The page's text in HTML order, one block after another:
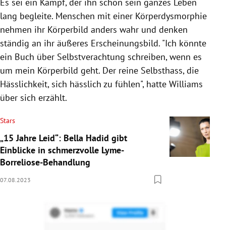
lang begleite. Menschen mit einer Körperdysmorphie
nehmen ihr Körperbild anders wahr und denken
ständig an ihr äußeres Erscheinungsbild. "Ich könnte
ein Buch über Selbstverachtung schreiben, wenn es
um mein Körperbild geht. Der reine Selbsthass, die
Hässlichkeit, sich hässlich zu fühlen", hatte Williams
über sich erzählt.
Stars
„15 Jahre Leid“: Bella Hadid gibt
Einblicke in schmerzvolle Lyme-
Borreliose-Behandlung
07.08.2023